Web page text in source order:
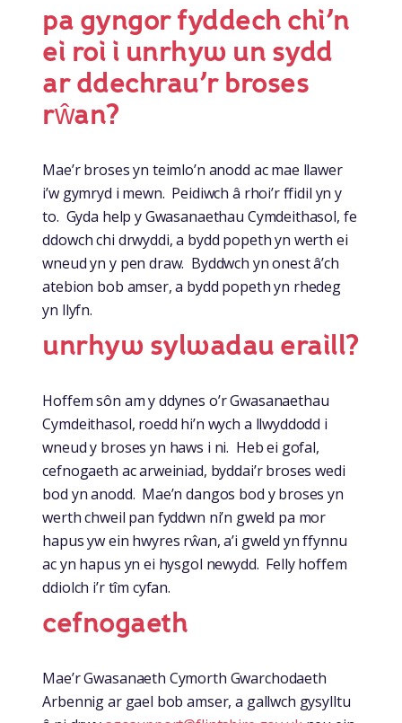
pa gyngor fyddech chi’n
ei roi i unrhyw un sydd
ar ddechrau’r broses
rŵan?
Mae’r broses yn teimlo’n anodd ac mae llawer
i’w gymryd i mewn. Peidiwch â rhoi’r ffidil yn y
to. Gyda help y Gwasanaethau Cymdeithasol, fe
ddowch chi drwyddi, a bydd popeth yn werth ei
wneud yn y pen draw. Byddwch yn onest â’ch
atebion bob amser, a bydd popeth yn rhedeg
yn llyfn.
unrhyw sylwadau eraill?
Hoffem sôn am y ddynes o’r Gwasanaethau
Cymdeithasol, roedd hi’n wych a llwyddodd i
wneud y broses yn haws i ni. Heb ei gofal,
cefnogaeth ac arweiniad, byddai’r broses wedi
bod yn anodd. Mae’n dangos bod y broses yn
werth chweil pan fyddwn ni’n gweld pa mor
hapus yw ein hwyres rŵan, a’i gweld yn ffynnu
ac yn hapus yn ei hysgol newydd. Felly hoffem
ddiolch i’r tîm cyfan.
cefnogaeth
Mae’r Gwasanaeth Cymorth Gwarchodaeth
Arbennig ar gael bob amser, a gallwch gysylltu